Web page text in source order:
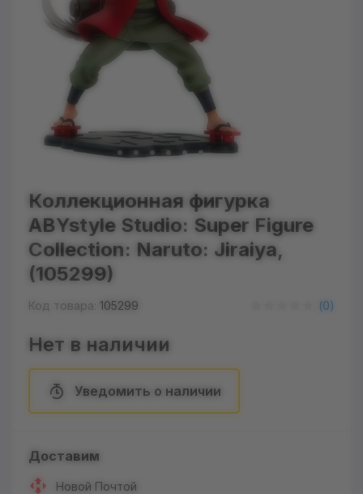
Коллекционная фигурка
ABYstyle Studio: Super Figure
Collection: Naruto: Jiraiya,
(105299)
Код товара: 105299 (0)
Нет в наличии
Уведомить о наличии
Доставим
Новой Почтой